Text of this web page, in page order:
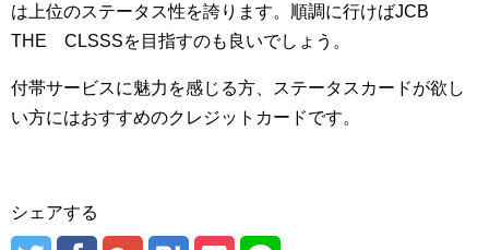
は上位のステータス性を誇ります。順調に行けばJCB
THE CLSSSを目指すのも良いでしょう。
付帯サービスに魅力を感じる方、ステータスカードが欲し
い方にはおすすめのクレジットカードです。
シェアする